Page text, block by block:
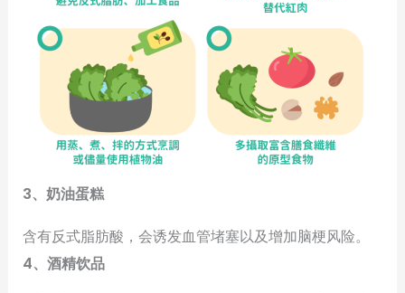
3、奶油蛋糕
含有反式脂肪酸，会诱发血管堵塞以及增加脑梗风险。
4、酒精饮品